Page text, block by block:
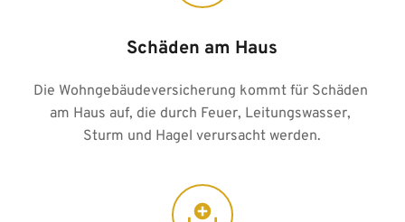
Schäden am Haus
Die Wohngebäudeversicherung kommt für Schäden
am Haus auf, die durch Feuer, Leitungswasser,
Sturm und Hagel verursacht werden.